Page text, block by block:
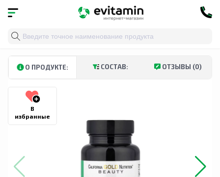
Главная Витамины и минералы
О ПРОДУКТЕ: СОСТАВ: ОТЗЫВЫ (0)
В
избранные